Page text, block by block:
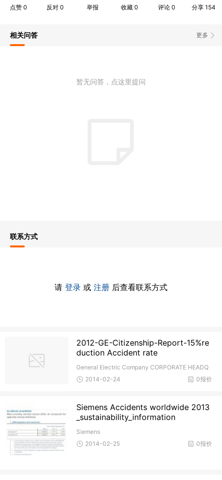
点赞 0 反对0 举报 收藏 0 评论 0 分享 154
更多
相关问答
暂无问答，点这里提问
联系方式
请 登录 或 注册 后查看联系方式
2012-GE-Citizenship-Report-15%re
duction Accident rate
General Electric Company CORPORATE HEADQ
UARTERS
0报价
2014-02-24
Siemens Accidents worldwide 2013
_sustainability_information
Siemens
0报价
2014-02-25